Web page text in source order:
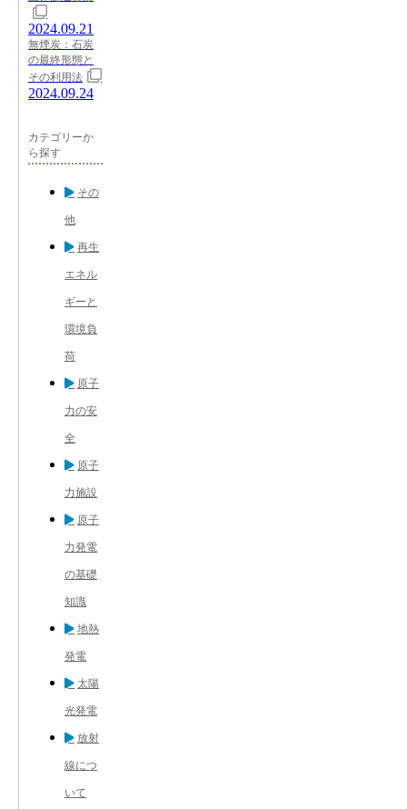
2024.09.21
無煙炭：石炭
の最終形態と
その利用法
2024.09.24
カテゴリーか
ら探す
その
他
再生
エネル
ギーと
環境負
荷
原子
力の安
全
原子
力施設
原子
力発電
の基礎
知識
地熱
発電
太陽
光発電
放射
線につ
いて